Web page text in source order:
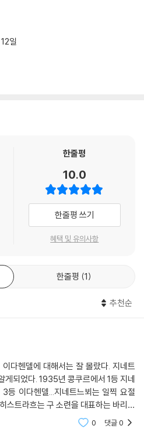
일
한줄평
10.0
한줄평 쓰기
혜택 및 유의사항
한줄평 1
추천순
다헨델에 대해서는 잘 몰랐다. 지네트
게되었다. 1935년 콩쿠르에서 1등 지네
등 이다헨델...지네트느뵈는 일찍 요절
스트라흐는 구 소련을 대표하는 바리오
른 특징이 없는줄 알았는데 프라하 녹
0 댓글0